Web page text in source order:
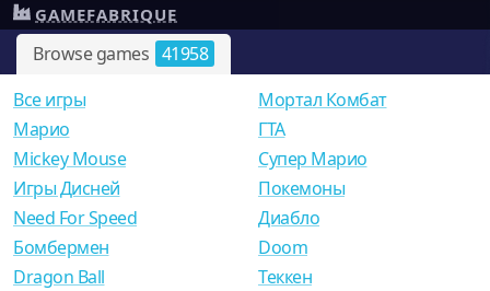
Browse games 41958
GAMEFABRIQUE
Все игры
Mарио
Mickey Mouse
Игры Дисней
Need For Speed
Мортал Комбат
ГТА
Супер Марио
Покемоны
Диабло
Бомбермен
Dragon Ball
Doom
Теккен